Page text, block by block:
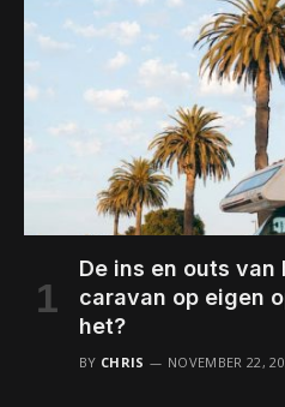
De ins en outs
caravan op eigen
het?
BY CHRIS NOVEMBER 22,